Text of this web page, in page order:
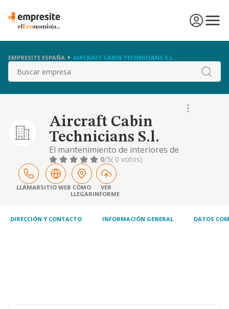
EMPRESITE ESPAÑA AIRCRAFT CABIN TECHNICIANS S.L.
Buscar
Aircraft Cabin
Technicians S.l.
El mantenimiento de interiores de
aeronaves asi como la contratacion y
suministros de trabajadores aerolineas para
el mantenimiento de sus aeronaves
0/5( 0 votos)
LLAMARSITIO WEB CÓMO
LLEGAR
VER
INFORME
DIRECCIÓN Y CONTACTO INFORMACIÓN GENERAL DATOS